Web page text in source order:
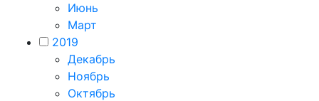
Июнь
Март
2019
Декабрь
Ноябрь
Октябрь